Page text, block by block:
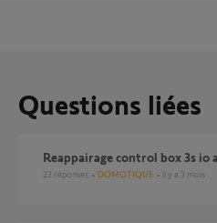
Questions liées
Reappairage control box 3s io
22 réponses DOMOTIQUE il y a 3 mois